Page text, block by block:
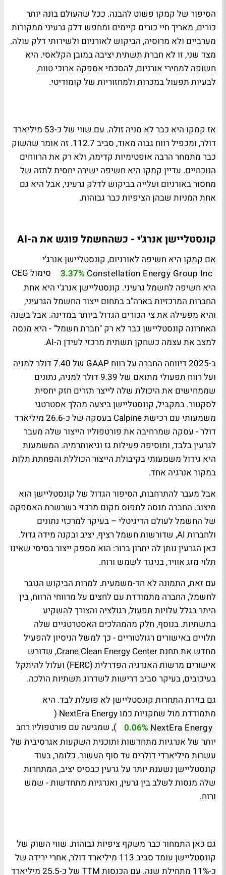
הסיפור של קמקו פשוט להבנה. ככל שהעולם בונה יותר
כורים, מאריך חיי כורים קיימים ומחפש דלק גרעיני ממקורות
מערביים ולא מרוסיה, הביקוש לאורניום ולשירותי דלק עולה.
מצד שני, זו לא חברת תשתית יציבה במובן הקלאסי. היא
חשופה למחירי אורניום, להסכמי אספקה ארוכי טווח,
לבעיות תפעול במכרות ולמחזוריות של קומודיטי.
אז קמקו היא כבר לא מניה זולה. עם שווי של כ-53 מיליארד
דולר, ומכפיל רווח גבוה מאוד, סביב 112.7. זה אומר שהשוק
כבר מתמחר הרבה אופטימיות קדימה, ולא רק את הרווחים
הנוכחיים. עדיין קמקו היא חשיפה ישירה יחסית לתזה של
מחסור באורניום ועלייה בביקוש לדלק גרעיני, אבל היא גם
אחת המניות שבהן הציפיות כבר גבוהות.
קונסטליישן אנרג'י - כשהחשמל פוגש את ה-AI
אם קמקו היא חשיפה לאורניום, קונסטליישן אנרג'י
Constellation Energy Group Inc
3.37%
סימול CEG
היא חשיפה לחשמל גרעיני. קונסטליישן אנרג'י היא אחת
החברות המרכזיות בארה"ב בתחום ייצור החשמל הגרעיני,
והיא מפעילה את צי הכורים הגדול ביותר במדינה. אבל בשנה
האחרונה קונסטליישן כבר לא רק "חברת חשמל" - היא מנסה
למצב את עצמה כשחקן תשתית מרכזי לעידן ה-AI.
ב-2025 דיווחה החברה על רווח GAAP של 7.40 דולר למניה
ועל רווח תפעולי מתואם של 9.39 דולר למניה, נתונים
שממחישים את היכולת שלה לייצר תזרים חזק יחסית
לסקטור. במקביל, קונסטליישן ביצעה מהלך אסטרטגי
משמעותי עם רכישת Calpine בעסקה של כ-26.6 מיליארד
דולר - עסקה שמרחיבה את פורטפוליו הייצור שלה מעבר
לגרעין בלבד, ומוסיפה פעילות גז וגיאותרמיה. המשמעות
היא גידול משמעותי בקיבולת הייצור הכוללת והפחתת תלות
במקור אנרגיה אחד.
אבל מעבר להתרחבות, הסיפור הגדול של קונסטליישן הוא
מיצוב. החברה מנסה לתפוס מקום מרכזי בשרשרת האספקה
של החשמל לעולם הדיגיטלי – בעיקר למרכזי נתונים
ולחברות AI, שדורשות חשמל רציף, יציב ובקנה מידה גדול.
כאן הגרעין נותן לה יתרון ברור: הוא מספק ייצור בסיסי שאינו
תלוי מזג אוויר, בניגוד לשמש ורוח.
עם זאת, התמונה לא חד-משמעית. למרות הביקוש הגובר
לחשמל, החברה מתמודדת עם לחצים על מרווחי הרווח, בין
היתר בגלל עלויות תפעול, רגולציה והצורך להשקיע
בתשתיות. בנוסף, חלק מהמהלכים האסטרטגיים שלה
תלויים באישורים רגולטוריים - כך למשל הניסיון להפעיל
מחדש את תחנת Crane Clean Energy Center, שדורש
אישורים מרשות האנרגיה הפדרלית (FERC) ועלול להיתקל
בעיכובים, בעיקר סביב דרישות לשדרוג תשתיות הולכה.
גם בזירת התחרות קונסטליישן לא פועלת לבד. היא
מתמודדת מול שחקניות כמו NextEra Energy (
NextEra Energy
0.06% ), שמגיעה עם פורטפוליו רחב
יותר של אנרגיות מתחדשות ותוכנית השקעות אגרסיבית של
עשרות מיליארדי דולרים עד סוף העשור. כלומר, בעוד
קונסטליישן נשענת יותר על גרעין כבסיס יציב, המתחרות
שלה מנסות לשלב בין גרעין, ואנרגיות מתחדשות - שמש
ורוח.
גם כאן התמחור כבר משקף ציפיות גבוהות. שווי השוק של
קונסטליישן עומד סביב 113 מיליארד דולר, אחרי ירידה של
כ-11% מתחילת שנה. עם הכנסות TTM של כ-25.5 מיליארד